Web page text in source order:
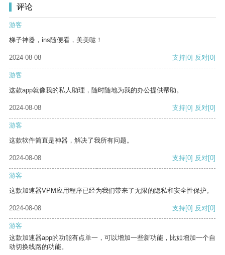
评论
游客
梯子神器，ins随便看，美美哒！
2024-08-08 支持[0] 反对[0]
游客
这款app就像我的私人助理，随时随地为我的办公提供帮助。
2024-08-08 支持[0] 反对[0]
游客
这款软件简直是神器，解决了我所有问题。
2024-08-08 支持[0] 反对[0]
游客
这款加速器VPM应用程序已经为我们带来了无限的隐私和安全性保护。
2024-08-08 支持[0] 反对[0]
游客
这款加速器app的功能有点单一，可以增加一些新功能，比如增加一个自
动切换线路的功能。